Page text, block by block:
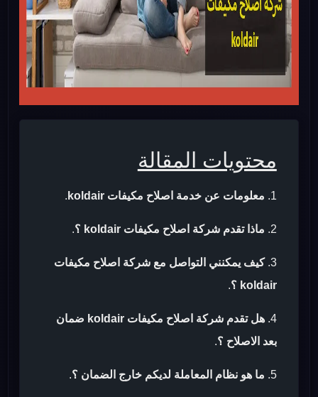
محتويات المقالة
معلومات عن خدمة اصلاح مكيفات koldair .
ماذا تقدم شركة اصلاح مكيفات koldair ؟ .
كيف يمكنني التواصل مع شركة اصلاح مكيفات
koldair ؟
.
هل تقدم شركة اصلاح مكيفات koldair ضمان
بعد الاصلاح ؟.
ما هو نظام المعاملة لديكم خارج الضمان ؟.